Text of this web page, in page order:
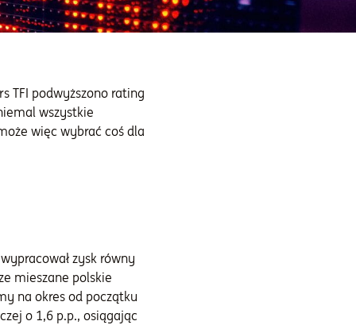
TFI podwyższono rating
wszystkie
więc wybrać coś dla
zysk równy
mieszane polskie
na okres od początku
o 1,6 p.p., osiągając